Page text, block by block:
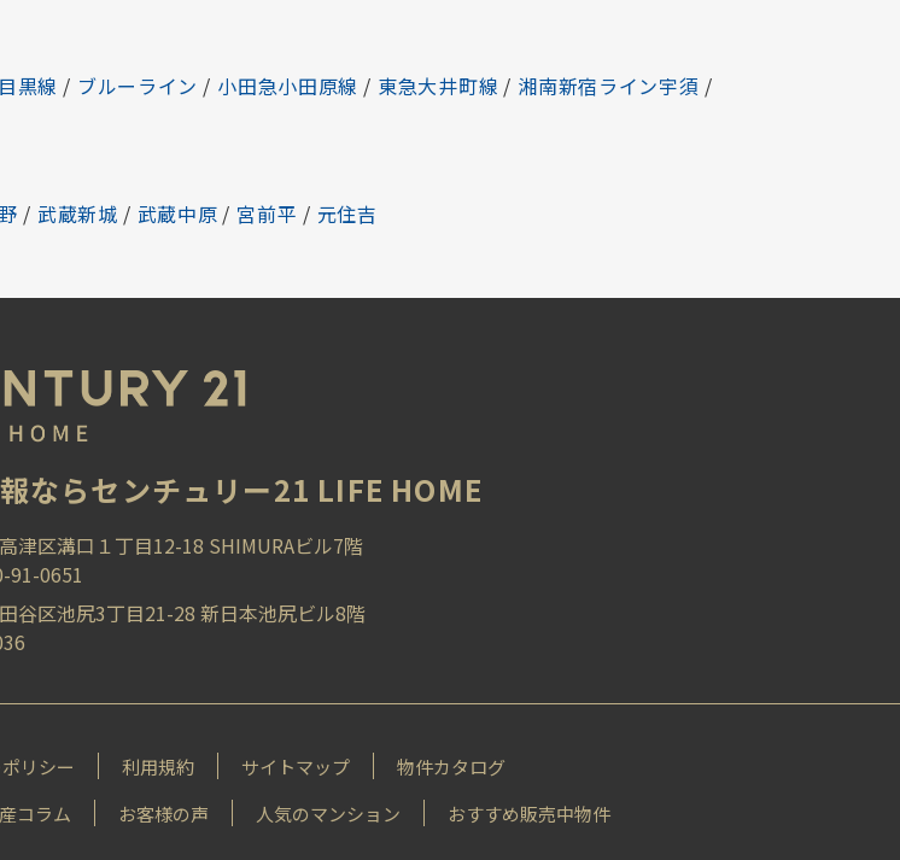
黒線 / ブルーライン / 小田急小田原線 / 東急大井町線 / 湘南新宿ライン宇須 /
/ 武蔵新城 / 武蔵中原 / 宮前平 / 元住吉
ならセンチュリー21 LIFE HOME
津区溝口１丁目12-18 SHIMURAビル7階
91-0651
谷区池尻3丁目21-28 新日本池尻ビル8階
リシー 利⽤規約 サイトマップ
物件カタログ
コラム お客様の声 ⼈気のマンション おすすめ販売中物件